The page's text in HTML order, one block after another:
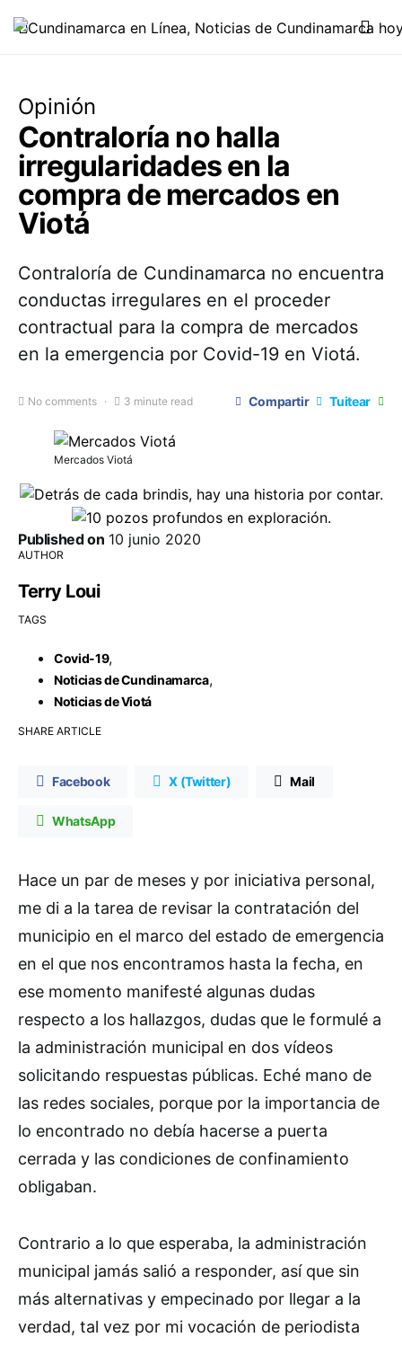
Opinión
Contraloría no halla
irregularidades en la
compra de mercados en
Viotá
Contraloría de Cundinamarca no encuentra
conductas irregulares en el proceder
contractual para la compra de mercados
en la emergencia por Covid-19 en Viotá.
No comments 3 minute read Compartir Tuitear
Mercados Viotá
Published on 10 junio 2020
AUTHOR
Terry Loui
TAGS
Covid-19,
Noticias de Cundinamarca,
Noticias de Viotá
SHARE ARTICLE
Facebook X (Twitter) Mail
WhatsApp
Hace un par de meses y por iniciativa personal,
me di a la tarea de revisar la contratación del
municipio en el marco del estado de emergencia
en el que nos encontramos hasta la fecha, en
ese momento manifesté algunas dudas
respecto a los hallazgos, dudas que le formulé a
la administración municipal en dos vídeos
solicitando respuestas públicas. Eché mano de
las redes sociales, porque por la importancia de
lo encontrado no debía hacerse a puerta
cerrada y las condiciones de confinamiento
obligaban.
Contrario a lo que esperaba, la administración
municipal jamás salió a responder, así que sin
más alternativas y empecinado por llegar a la
verdad, tal vez por mi vocación de periodista